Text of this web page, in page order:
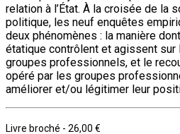
relation à l’État. À la croisée de la
politique, les neuf enquêtes
deux phénomènes : la manière
étatique contrôlent et agissent
groupes professionnels, et le
opéré par les groupes
améliorer et/ou légitimer leur
Livre broché - 26,00 €